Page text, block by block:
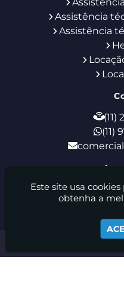
Assistência
Assistência
(11)
(11)
Rua Godofredo
Paulo / SP -
Afinko Locação E
Informática Ltda -
Este site usa
obtenha a